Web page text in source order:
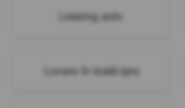
Leasing auto
Livrare în toată țara